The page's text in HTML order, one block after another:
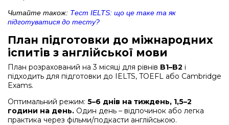
Читайте також: Тест IELTS: що це таке та як
підготуватися до тесту?
План підготовки до міжнародних
іспитів з англійської мови
План розрахований на 3 місяці для рівнів B1–B2 і
підходить для підготовки до IELTS, TOEFL або Cambridge
Exams.
Оптимальний режим: 5–6 днів на тиждень, 1,5–2
години на день. Один день – відпочинок або легка
практика через фільми/подкасти англійською.